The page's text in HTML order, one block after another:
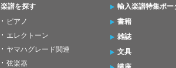
楽譜を探す
ピアノ
エレクトーン
ヤマハグレード関連
弦楽器
輸入楽譜特集ポー
書籍
雑誌
文具